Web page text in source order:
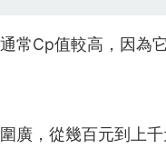
常Cp值較高，因為
廣，從幾百元到上